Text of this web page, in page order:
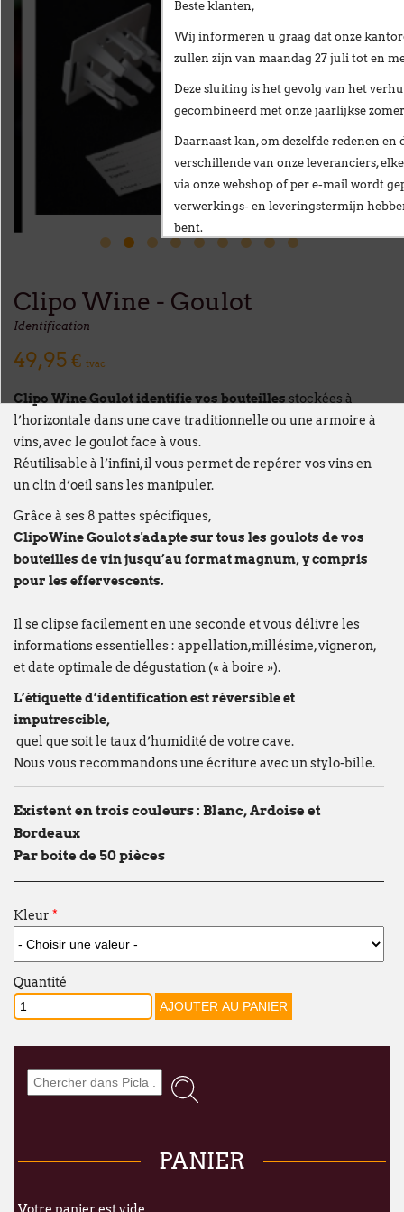
Clipo Wine - Goulot
Identification
49,95 € tvac
Clipo Wine Goulotidentifie vos bouteilles stockées à
l’horizontale dans une cave traditionnelle ou une armoire à
vins, avec le goulot face à vous.
Réutilisable à l’infini, il vous permet de repérer vos vins en
un clin d’oeil sans les manipuler.
Grâce à ses 8 pattes spécifiques,
ClipoWine Goulot s'adapte sur tous les goulots de vos
bouteilles de vin jusqu’au format magnum, y compris
pour les effervescents.
Il se clipse facilement en une seconde et vous délivre les
informations essentielles : appellation,millésime, vigneron,
et date optimale de dégustation (« à boire »).
L’étiquette d’identification est réversible et
imputrescible,
quel que soit le taux d’humidité de votre cave.
Nous vous recommandons une écriture avec un stylo-bille.
Existent en trois couleurs : Blanc, Ardoise et
Bordeaux
Par boite de 50 pièces
Kleur *
Quantité
PANIER
Beste klanten,
Wij informeren u graag dat onze
zullen zijn vanmaandag 27 juli tot en
Deze sluiting is het gevolg van het
gecombineerd met onzejaarlijkse
Daarnaast kan, om dezelfde redenen
verschillende van onze leveranciers,
via onze webshop of per e-mailwordt
verwerkings- en leveringstermijn
bent.
Vanafmaandag 24 augustus
1601 Sint-Pieters-Leeuw
Wij wensen u een fijne zomer!
François Dubaere en Géraldine Dubaere
Chers clients,
Nous vous informons que nos bureaux
fermésdu lundi 27 juillet au vendredi
qu'à notrefermeture estivale annuelle
Par ailleurs, en raison de ces mêmes
fermeture estivale de plusieurs de nos
commande passée via notre webshop
qu'à l'habitude.
Nous mettons tout en œuvre pour
remercions sincèrement pour votre
lundi 24 août
François Dubaere et Géraldine Dubaere